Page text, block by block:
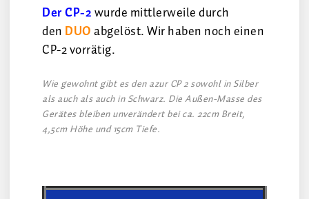
Der CP-2wurde mittlerweile durch
den DUOabgelöst. Wir haben noch einen
CP-2 vorrätig.
Wie gewohnt gibt es den azur CP 2 sowohl in Silber
als auch als auch in Schwarz. Die Außen-Masse des
Gerätes bleiben unverändert bei ca. 22cm Breit,
4,5cm Höhe und 15cm Tiefe.